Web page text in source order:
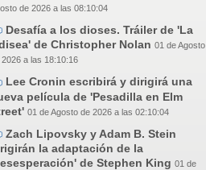
de 2026 a las 08:10:04
Desafía a los dioses. Tráiler de 'La
de Christopher Nolan 01 de Agosto
2026 a las 18:10:16
Lee Cronin escribirá y dirigirá una
película de 'Pesadilla en Elm
01 de Agosto de 2026 a las 02:10:04
Zach Lipovsky y Adam B. Stein
la adaptación de la
de Stephen King 01 de